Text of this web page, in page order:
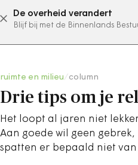
De overheid verandert
Blijf bij met de Binnenlands
abonneer
ruimte en milieu column
Drie tips om je
Het loopt al jaren niet
Aan goede wil geen
spatten er bepaald niet